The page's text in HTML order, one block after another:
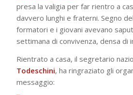
presa la valigia per far rientro a
davvero lunghi e fraterni. Segno
formatori e i giovani avevano
settimana di convivenza, densa di
Rientrato a casa, il segretario
Todeschini, ha ringraziato gli
messaggio: